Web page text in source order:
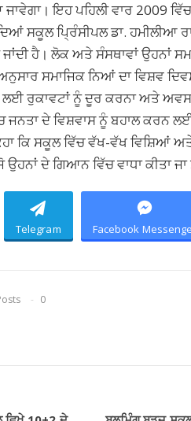
ਇਹ ਪਹਿਲੀ ਵਾਰ 2009
ਸਕੂਲ ਪ੍ਰਿੰਸੀਪਲ ਡਾ. ਹਮੀਲੀਆ
ਹੈ। ਲੋਕ ਅਤੇ ਸੰਸਥਾਵਾਂ ਉਹਨਾਂ
ਸਮਾਜਿਕ ਨਿਆਂ ਦਾ ਵਿਸ਼ਵ
ਲਈ ਰੁਕਾਵਟਾਂ ਨੂੰ ਦੂਰ ਕਰਨਾ ਅਤੇ
ਦੇ ਵਿਸ਼ਵਾਸ ਨੂੰ ਬਹਾਲ ਕਰਨ ਲਈ
ਕਿ ਸਕੂਲ ਵਿੱਚ ਵੱਖ-ਵੱਖ ਵਿਸ਼ਿਆਂ ਅਤੇ
ਉਹਨਾਂ ਦੇ ਗਿਆਨ ਵਿੱਚ ਵਾਧਾ ਕੀਤਾ
Telegram Facebook
0